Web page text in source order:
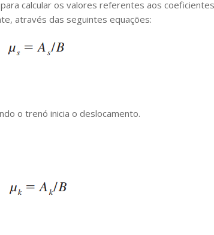
calcular os valores referentes aos coeficientes
através das seguintes equações:
o trenó inicia o deslocamento.